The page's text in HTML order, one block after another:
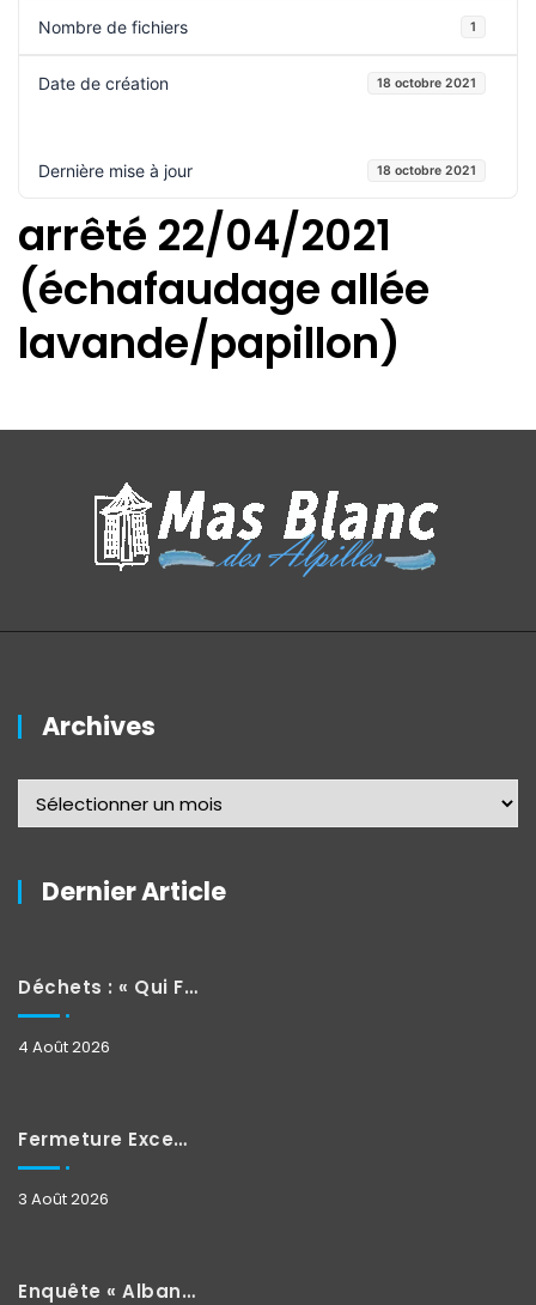
Nombre de fichiers 1
Date de création 18 octobre 2021
Dernière mise à jour 18 octobre 2021
arrêté 22/04/2021
(échafaudage allée
lavande/papillon)
Archives
Dernier Article
Déchets : « Qui Fait Quoi »
4 Août 2026
Fermeture Exceptionnelle
3 Août 2026
Enquête « Albane »